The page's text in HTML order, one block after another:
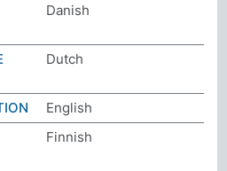
Danish
Dutch
English
Finnish